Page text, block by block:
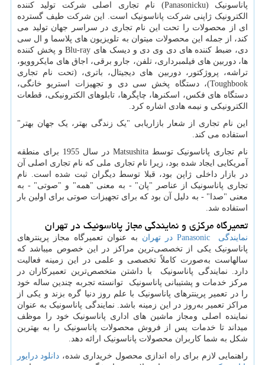
پاناسونیک (Panasonicku) نام تجاری اصلی شرکت تولید کننده
الکترونیک ژاپنی شرکت پاناسونیک است. این شرکت طیف گسترده
ای از محصولات را تحت این نام تجاری در سراسر جهان تولید می
کند، از جمله این محصولات میتوان به تلویزیون های پلاسما و ال سی
دی، ضبط کننده های دی وی دی و دیسک های Blu-rayو پخش کننده
ها، دوربین های فیلمبرداری، تلفن، جارو برقی، اجاق های مایکروویو،
تراشه، پروژکتور، دوربین های دیجیتال، باتری، (تحت نام تجاری
Toughbook)، دستگاه پخش سی دی و تجهیزات استریو خانگی،
دستگاه های فکس، اسکنرها، چاپگرها، تابلوهای الکترونیکی، قطعات
الکترونیکی و نیمه هادی اشاره کرد.
این نام تجاری از شعار بازاریابی "یک زندگی بهتر، یک جهان بهتر"
استفاده می کند.
نام تجاری پاناسونیک توسط Matsushita
در سال 1955 برای منطقه
آمریکایی ایجاد شده بود، زیرا نام تجاری ملی که نام تجاری اصلی آن
در بازار داخلی ژاپن بود، قبلا توسط دیگران ثبت شده است. نام
تجاری پاناسونیک از عناصر "پان" - به معنی "همه" و "صوتی" - به
معنی "صدا" - به دلیل آن بود که برای تجهیزات صوتی برای اولین بار
استفاده شد.
تعمیرگاه مرکزی و نمایندگی مجاز پاناسونیک در تهران
نمایندگی Panasonic در تهران به عنوان تعمیرگاه مجاز پرینترهای
پاناسونیک یکی از تخصصی‌ترین مراکز در این خصوص میباشد که
سالهاست به‌صورت کاملاً تخصصی و علمی در این زمینه فعالیت
دارد. نمایندگی پاناسونیک با داشتن متخصص‌ترین تعمیرکاران در
مرکز خدمات و پشتیبانی پاناسونیک توانسته‌ تجربه چندین ساله خود
را در تعمیر پرینترهای پاناسونیک با علم روز دنیا گره بزند و یکی از
مراکز تعمیر به‌روز در این زمینه باشد. نمایندگی پاناسونیک به عنوان
نماینده اصلی ومجاز ماشین های اداری پاناسونیک خود را موظف
میداند تا خدمات پس از فروش محصولات پاناسونیک را به بهترین
شکل به شما کاربران محصولات پاناسونیک ارائه دهد.
راهنمایی لازم برای راه اندازی محصول خریداری شده، دانلود درایور